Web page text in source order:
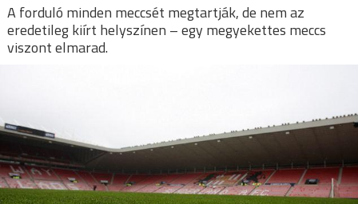
A forduló minden meccsét megtartják, de nem az
eredetileg kiírt helyszínen – egy megyekettes meccs
viszont elmarad.